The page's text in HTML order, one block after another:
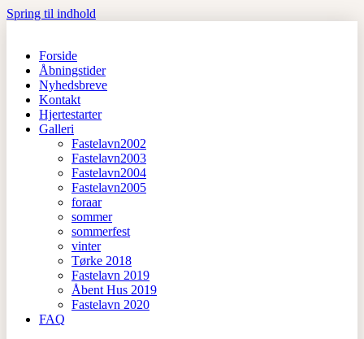
Spring til indhold
Forside
Åbningstider
Nyhedsbreve
Kontakt
Hjertestarter
Galleri
Fastelavn2002
Fastelavn2003
Fastelavn2004
Fastelavn2005
foraar
sommer
sommerfest
vinter
Tørke 2018
Fastelavn 2019
Åbent Hus 2019
Fastelavn 2020
FAQ